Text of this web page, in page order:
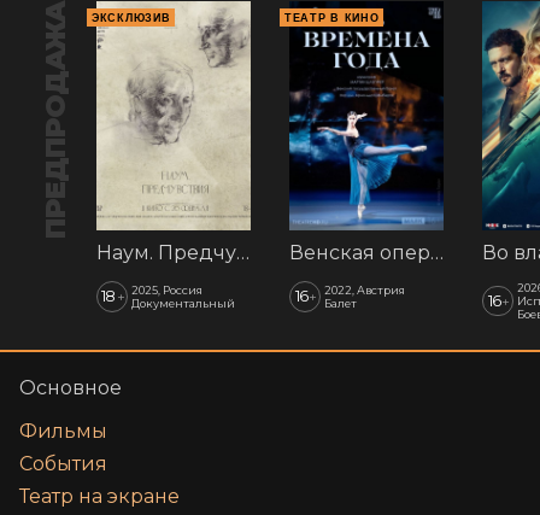
ПРЕДПРОДАЖА ЭКСКЛЮЗИВ
Наум. Предчувствия
18 + 2025, Россия
Документальный
ТЕАТР В КИНО
Венская опера: Времена года
16+
2022, Австрия
Балет
16+
Основное
Фильмы
События
Театр на экране